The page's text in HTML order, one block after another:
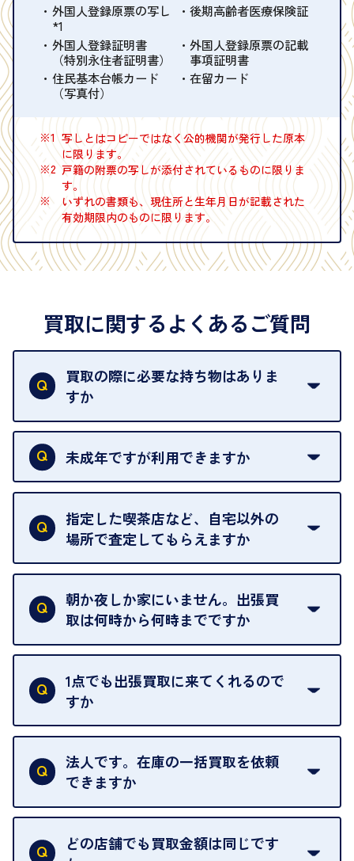
外国人登録原票の写し
*1
後期高齢者医療保険証
外国人登録証明書
（特別永住者証明書）
外国人登録原票の記載
事項証明書
住民基本台帳カード
（写真付）
在留カード
※1 写しとはコピーではなく公的機関が発行した原本
に限ります。
※2 戸籍の附票の写しが添付されているものに限りま
す。
※
いずれの書類も、現住所と生年月日が記載された
有効期限内のものに限ります。
買取に関するよくあるご質問
買取の際に必要な持ち物はありま
すか
本人確認書類をご用意ください。ご利用になれる書
類はこちらをご確認ください。
未成年ですが利用できますか
18歳未満の方は、保護者の同意があってもご利用い
ただけません。
指定した喫茶店など、自宅以外の
場所で査定してもらえますか
ご自宅以外での査定はお引き受けできません。ご指
定のお店や、ほかのお客様への迷惑となることが考
えられるためです。
朝か夜しか家にいません。出張買
取は何時から何時までですか
ご訪問可能時間は、10時から19時です。
ただし、お品物の種類や量によっては対応させてい
ただくことがあります。
1点でも出張買取に来てくれるので
すか
はい。1点でもお伺いします。
法人です。在庫の一括買取を依頼
できますか
はい。喜んで承ります。出張買取をご利用くださ
い。
どの店舗でも買取金額は同じです